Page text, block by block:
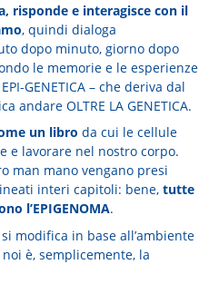
risponde e interagisce con il
, quindi dialoga
dopo minuto, giorno dopo
le memorie e le esperienze
GENETICA – che deriva dal
andare OLTRE LA GENETICA.
un libro da cui le cellule
e lavorare nel nostro corpo.
man mano vengano presi
interi capitoli: bene, tutte
l’EPIGENOMA.
modifica in base all’ambiente
è, semplicemente, la